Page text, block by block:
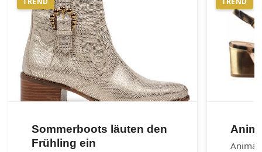
Sommerboots läuten den
Frühling ein